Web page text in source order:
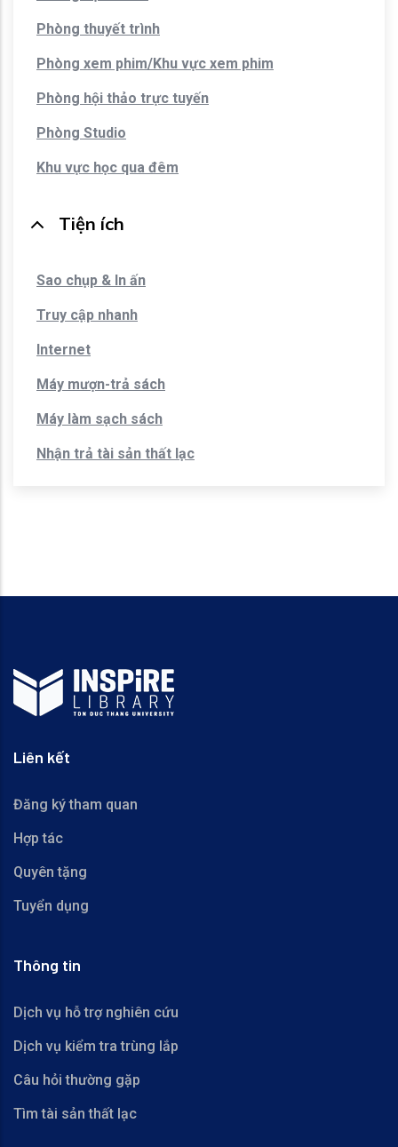
Phòng thuyết trình
Phòng xem phim/Khu vực xem phim
Phòng hội thảo trực tuyến
Phòng Studio
Khu vực học qua đêm
Tiện ích
Sao chụp & In ấn
Truy cập nhanh
Internet
Máy mượn-trả sách
Máy làm sạch sách
Nhận trả tài sản thất lạc
Liên kết
Đăng ký tham quan
Hợp tác
Quyên tặng
Tuyển dụng
Thông tin
Dịch vụ hỗ trợ nghiên cứu
Dịch vụ kiểm tra trùng lắp
Câu hỏi thường gặp
Tìm tài sản thất lạc